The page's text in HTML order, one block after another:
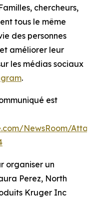
chercheurs,
tous le même
des personnes
améliorer leur
les médias sociaux
.
est
NewsRoom/
organiser un
Perez, North
Kruger Inc